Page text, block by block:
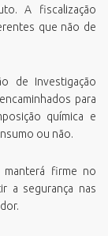
A fiscalização
que não de
de Investigação
para
química e
ou não.
firme no
a segurança nas